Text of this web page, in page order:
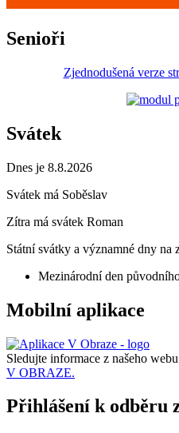
Senioři
Zjednodušená verze
Svátek
Dnes je 8.8.2026
Svátek má Soběslav
Zítra má svátek Roman
Státní svátky a významné dny na
Mezinárodní den
Mobilní aplikace
Sledujte informace z našeho
V OBRAZE.
Přihlášení k odběru